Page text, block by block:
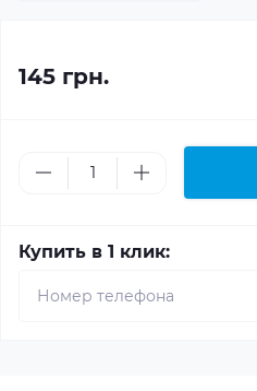
145 грн.
Купить в 1 клик: